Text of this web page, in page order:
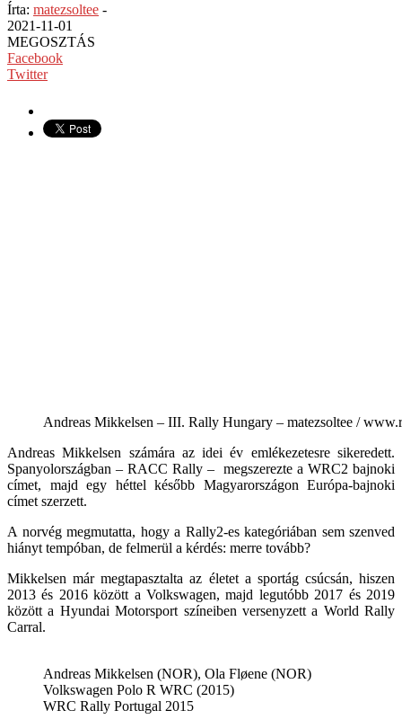
Írta: matezsoltee -
2021-11-01
MEGOSZTÁS
Facebook
Twitter
Andreas Mikkelsen – III. Rally Hungary – matezsoltee /
Andreas Mikkelsen számára az idei év emlékezetesre sikeredett.
Spanyolországban – RACC Rally – megszerezte a WRC2 bajnoki
címet, majd egy héttel később Magyarországon Európa-bajnoki
címet szerzett.
A norvég megmutatta, hogy a Rally2-es kategóriában sem szenved
hiányt tempóban, de felmerül a kérdés: merre tovább?
Mikkelsen már megtapasztalta az életet a sportág csúcsán, hiszen
2013 és 2016 között a Volkswagen, majd legutóbb 2017 és 2019
között a Hyundai Motorsport színeiben versenyzett a World Rally
Carral.
Andreas Mikkelsen (NOR), Ola Fløene (NOR)
Volkswagen Polo R WRC (2015)
WRC Rally Portugal 2015